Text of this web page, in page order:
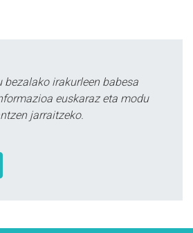
bezalako irakurleen babesa
euskaraz eta modu
jarraitzeko.